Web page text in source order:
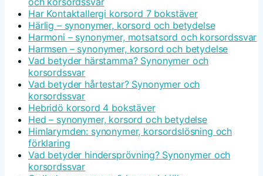
Har Kontaktallergi korsord 7 bokstäver
Härlig – synonymer, korsord och betydelse
Harmoni – synonymer, motsatsord och korsordssvar
Harmsen – synonymer, korsord och betydelse
Vad betyder härstamma? Synonymer och
korsordssvar
Vad betyder hårtestar? Synonymer och
korsordssvar
Hebridö korsord 4 bokstäver
Hed – synonymer, korsord och betydelse
Himlarymden: synonymer, korsordslösning och
förklaring
Vad betyder hindersprövning? Synonymer och
korsordssvar